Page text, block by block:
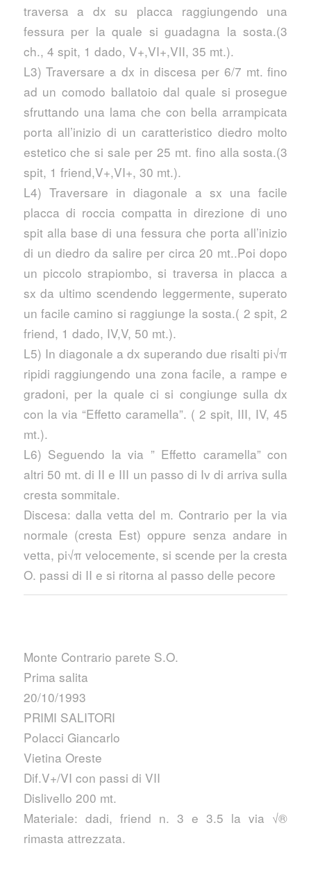
traversa a dx su placca raggiungendo una
fessura per la quale si guadagna la sosta.(3
ch., 4 spit, 1 dado, V+,VI+,VII, 35 mt.).
L3) Traversare a dx in discesa per 6/7 mt. fino
ad un comodo ballatoio dal quale si prosegue
sfruttando una lama che con bella arrampicata
porta all’inizio di un caratteristico diedro molto
estetico che si sale per 25 mt. fino alla sosta.(3
spit, 1 friend,V+,VI+, 30 mt.).
L4) Traversare in diagonale a sx una facile
placca di roccia compatta in direzione di uno
spit alla base di una fessura che porta all’inizio
di un diedro da salire per circa 20 mt..Poi dopo
un piccolo strapiombo, si traversa in placca a
sx da ultimo scendendo leggermente, superato
un facile camino si raggiunge la sosta.( 2 spit, 2
friend, 1 dado, IV,V, 50 mt.).
L5) In diagonale a dx superando due risalti pi√π
ripidi raggiungendo una zona facile, a rampe e
gradoni, per la quale ci si congiunge sulla dx
con la via “Effetto caramella”. ( 2 spit, III, IV, 45
mt.).
L6) Seguendo la via ” Effetto caramella” con
altri 50 mt. di II e III un passo di Iv di arriva sulla
cresta sommitale.
Discesa: dalla vetta del m. Contrario per la via
normale (cresta Est) oppure senza andare in
vetta, pi√π velocemente, si scende per la cresta
O. passi di II e si ritorna al passo delle pecore
Monte Contrario parete S.O.
Prima salita
20/10/1993
PRIMI SALITORI
Polacci Giancarlo
Vietina Oreste
Dif.V+/VI con passi di VII
Dislivello 200 mt.
Materiale: dadi, friend n. 3 e 3.5 la via √®
rimasta attrezzata.